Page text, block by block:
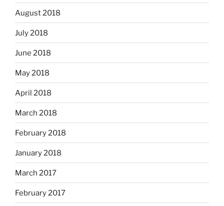
August 2018
July 2018
June 2018
May 2018
April 2018
March 2018
February 2018
January 2018
March 2017
February 2017